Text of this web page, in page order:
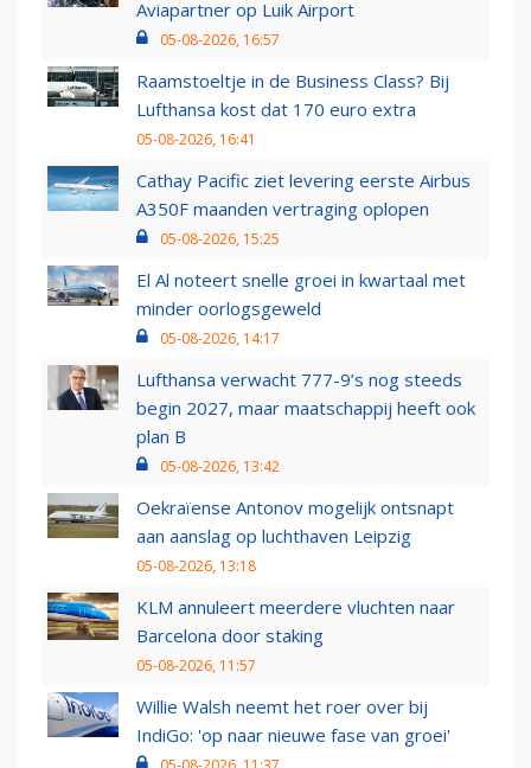
Aviapartner op Luik Airport
05-08-2026, 16:57
Raamstoeltje in de Business Class? Bij
Lufthansa kost dat 170 euro extra
05-08-2026, 16:41
Cathay Pacific ziet levering eerste Airbus
A350F maanden vertraging oplopen
05-08-2026, 15:25
El Al noteert snelle groei in kwartaal met
minder oorlogsgeweld
05-08-2026, 14:17
Lufthansa verwacht 777-9’s nog steeds
begin 2027, maar maatschappij heeft ook
plan B
05-08-2026, 13:42
Oekraïense Antonov mogelijk ontsnapt
aan aanslag op luchthaven Leipzig
05-08-2026, 13:18
KLM annuleert meerdere vluchten naar
Barcelona door staking
05-08-2026, 11:57
Willie Walsh neemt het roer over bij
IndiGo: 'op naar nieuwe fase van groei'